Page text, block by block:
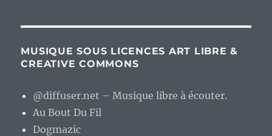
MUSIQUE SOUS LICENCES ART LIBRE &
CREATIVE COMMONS
@diffuser.net – Musique libre à écouter.
Au Bout Du Fil
Dogmazic